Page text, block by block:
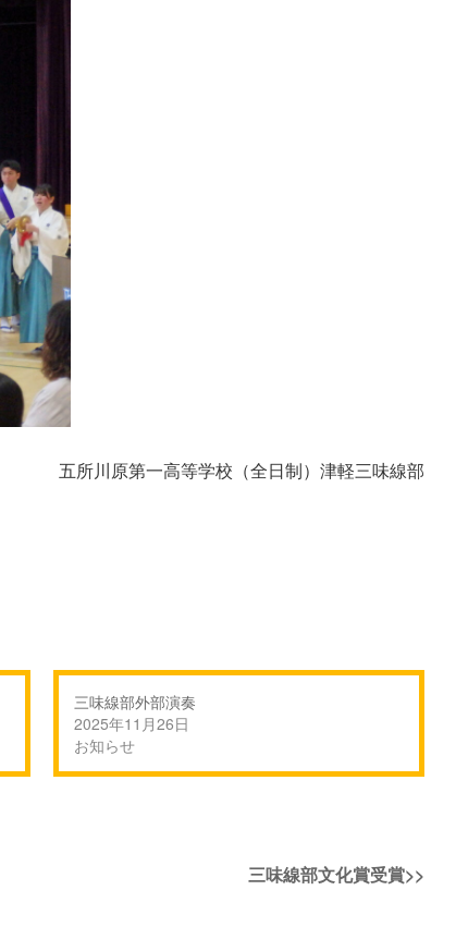
五所川原第一高等学校（全日制）津軽三味線部
三味線部外部演奏
2025年11月26日
お知らせ
次
三味線部文化賞受賞>>